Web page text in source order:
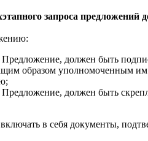
запроса
должен быть
образом уполномоченным
должен быть
в себя документы,